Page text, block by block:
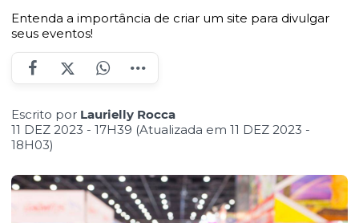
Entenda a importância de criar um site para divulgar
seus eventos!
Escrito por Laurielly Rocca
11 DEZ 2023 - 17H39 (Atualizada em 11 DEZ 2023 -
18H03)